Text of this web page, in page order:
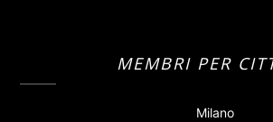
MEMBRI PER
Milano